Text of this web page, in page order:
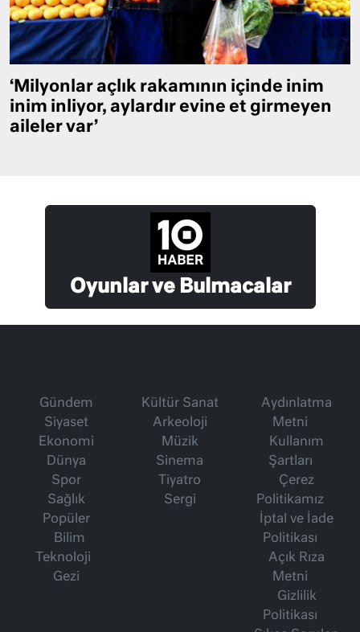
‘Milyonlar açlık rakamının içinde inim
inim inliyor, aylardır evine et girmeyen
aileler var’
Oyunlar ve Bulmacalar
Gündem
Siyaset
Ekonomi
Dünya
Spor
Sağlık
Popüler
Bilim
Teknoloji
Gezi
Kültür Sanat
Arkeoloji
Müzik
Sinema
Tiyatro
Sergi
Aydınlatma
Metni
Kullanım
Şartları
Çerez
Politikamız
İptal ve İade
Politikası
Açık Rıza
Metni
Gizlilik
Politikası